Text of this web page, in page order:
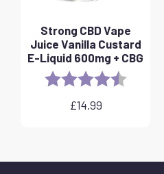
of 5 stars
Strong CBD Vape
Juice Vanilla Custard
E-Liquid 600mg + CBG
Rating: 4.6 out
£14.99